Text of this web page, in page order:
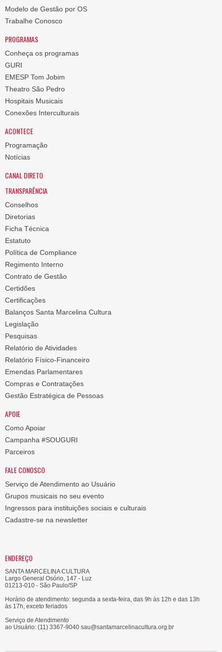
Modelo de Gestão por OS
Trabalhe Conosco
PROGRAMAS
Conheça os programas
GURI
EMESP Tom Jobim
Theatro São Pedro
Hospitais Musicais
Conexões Interculturais
ACONTECE
Programação
Notícias
CANAL DIRETO
TRANSPARÊNCIA
Conselhos
Diretorias
Ficha Técnica
Estatuto
Política de Compliance
Regimento Interno
Contrato de Gestão
Certidões
Certificações
Balanços Santa Marcelina Cultura
Legislação
Pesquisas
Relatório de Atividades
Relatório Físico-Financeiro
Emendas Parlamentares
Compras e Contratações
Gestão Estratégica de Pessoas
APOIE
Como Apoiar
Campanha #SOUGURI
Parceiros
FALE CONOSCO
Serviço de Atendimento ao Usuário
Grupos musicais no seu evento
Ingressos para instituições sociais e culturais
Cadastre-se na newsletter
ENDEREÇO
SANTA MARCELINA CULTURA
Largo General Osório, 147 - Luz
01213-010 - São Paulo/SP
Horário de atendimento: segunda a sexta-feira, das 9h às 12h e das 13h
às 17h, exceto feriados
Serviço de Atendimento
ao Usuário: (11) 3367-9040 sau@santamarcelinacultura.org.br